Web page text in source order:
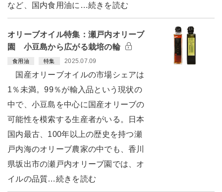
など、国内食用油に…続きを読む
オリーブオイル特集：瀬戸内オリーブ
園 小豆島から広がる栽培の輪
食用油 特集 2025.07.09
国産オリーブオイルの市場シェアは
1％未満。99％が輸入品という現状の
中で、小豆島を中心に国産オリーブの
可能性を模索する生産者がいる。日本
国内最古、100年以上の歴史を持つ瀬
戸内海のオリーブ農家の中でも、香川
県坂出市の瀬戸内オリーブ園では、オ
イルの品質…続きを読む